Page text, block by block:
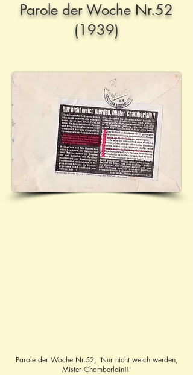
Parole der Woche Nr.52
(1939)
Parole der Woche Nr.52, 'Nur nicht weich werden,
Mister Chamberlain!!'